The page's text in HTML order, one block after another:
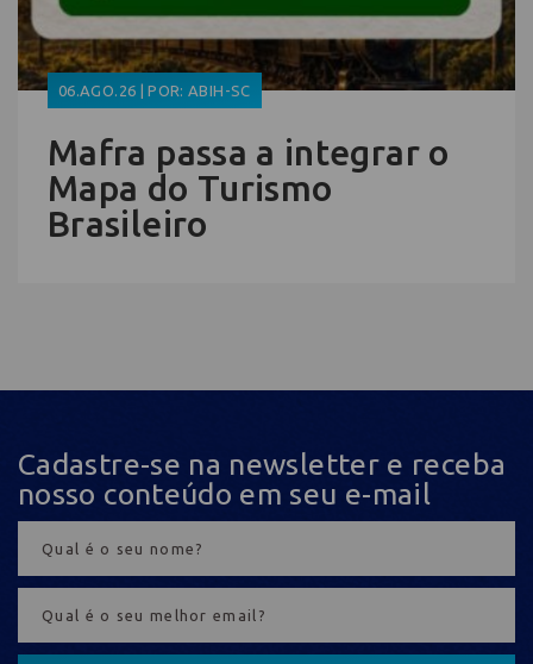
06.AGO.26 | POR: ABIH-SC
Mafra passa a integrar o
Mapa do Turismo
Brasileiro
Cadastre-se na newsletter e receba
nosso conteúdo em seu e-mail